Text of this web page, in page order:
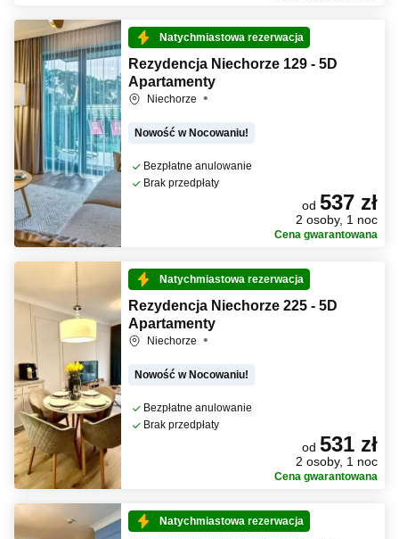
Natychmiastowa rezerwacja
Rezydencja Niechorze 129 - 5D
Apartamenty
Niechorze
Nowość w Nocowaniu!
Bezpłatne anulowanie
Brak przedpłaty
od 537 zł
2 osoby, 1 noc
Cena gwarantowana
Natychmiastowa rezerwacja
Rezydencja Niechorze 225 - 5D
Apartamenty
Niechorze
Nowość w Nocowaniu!
Bezpłatne anulowanie
Brak przedpłaty
od 531 zł
2 osoby, 1 noc
Cena gwarantowana
Natychmiastowa rezerwacja